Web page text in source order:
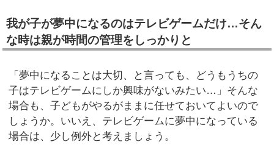
我が子が夢中になるのはテレビゲームだけ…そん
な時は親が時間の管理をしっかりと
「夢中になることは大切、と言っても、どうもうちの
子はテレビゲームにしか興味がないみたい…」そんな
場合も、子どもがやるがままに任せておいてよいので
しょうか。いいえ、テレビゲームに夢中になっている
場合は、少し例外と考えましょう。